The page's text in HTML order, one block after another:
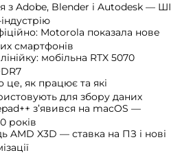
з Adobe, Blender і Autodesk — ШІ
Motorola показала нове
смартфонів
мобільна RTX 5070
це, як працює та які
для збору даних
з’явився на macOS —
років
AMD X3D — ставка на ПЗ і нові